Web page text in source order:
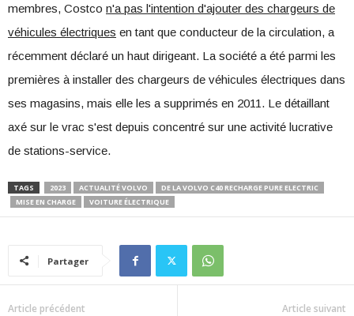
membres, Costco n'a pas l'intention d'ajouter des chargeurs de
véhicules électriques en tant que conducteur de la circulation, a
récemment déclaré un haut dirigeant. La société a été parmi les
premières à installer des chargeurs de véhicules électriques dans
ses magasins, mais elle les a supprimés en 2011. Le détaillant
axé sur le vrac s'est depuis concentré sur une activité lucrative
de stations-service.
TAGS 2023 ACTUALITÉ VOLVO
DE LA VOLVO C40 RECHARGE PURE ELECTRIC
MISE EN CHARGE
VOITURE ÉLECTRIQUE
Partager
Article précédent Article suivant